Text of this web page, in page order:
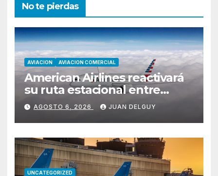
No te pierdas
AVIACION AVIACION COMERCIAL
American Airlines reactivará
su ruta estacional entre
Miami y Montevideo con
vuelos diarios
AGOSTO 6, 2026 JUAN DELGUY
UNCATEGORIZED